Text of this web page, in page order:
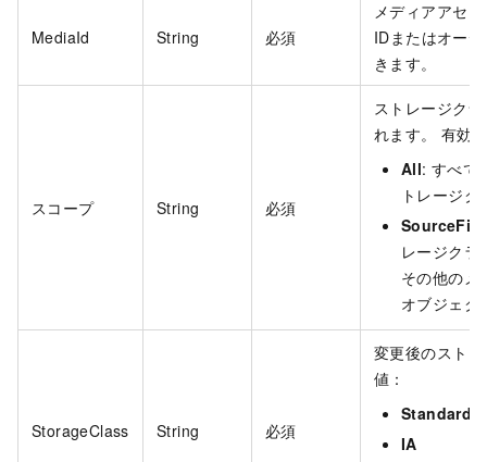
MediaId String 必須
メディアアセ
IDまたはオー
きます。
スコープ String 必須
ストレージク
れます。 有効
All: すべて
トレージ
SourceFile
レージクラ
その他のメ
オブジェク
StorageClass String 必須
変更後のスト
値：
Standard
IA